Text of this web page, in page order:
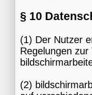
§ 10
(1) Der Nutzer
Regelungen
(2)